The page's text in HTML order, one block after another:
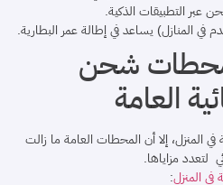
عبر التطبيقات الذكية.
في المنازل) يساعد في إطالة عمر البطارية.
محطات شحن
العامة
المنزل، إلا أن المحطات العامة ما زالت
لتعدد مزاياها.
في المنزل: